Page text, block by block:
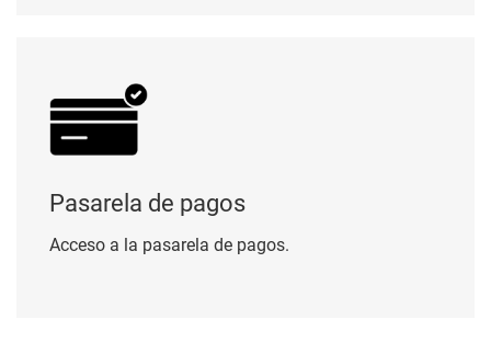
Pasarela de pagos
Acceso a la pasarela de pagos.